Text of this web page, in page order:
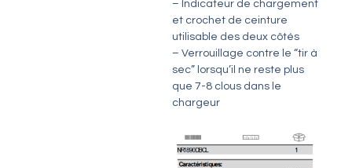
– Indicateur de chargement
et crochet de ceinture
utilisable des deux côtés
– Verrouillage contre le “tir à
sec” lorsqu’il ne reste plus
que 7-8 clous dans le
chargeur